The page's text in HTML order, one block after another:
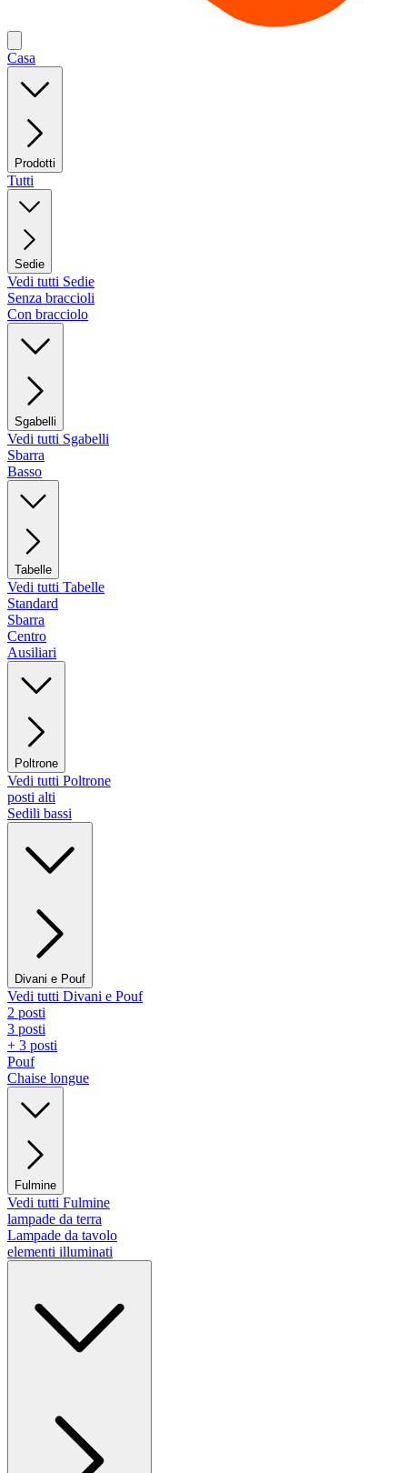
Casa
Prodotti
Tutti
Sedie
Vedi tutti Sedie
Senza braccioli
Con bracciolo
Sgabelli
Vedi tutti Sgabelli
Sbarra
Basso
Tabelle
Vedi tutti Tabelle
Standard
Sbarra
Centro
Ausiliari
Poltrone
Vedi tutti Poltrone
posti alti
Sedili bassi
Divani e Pouf
Vedi tutti Divani e Pouf
2 posti
3 posti
+ 3 posti
Pouf
Chaise longue
Fulmine
Vedi tutti Fulmine
lampade da terra
Lampade da tavolo
elementi illuminati